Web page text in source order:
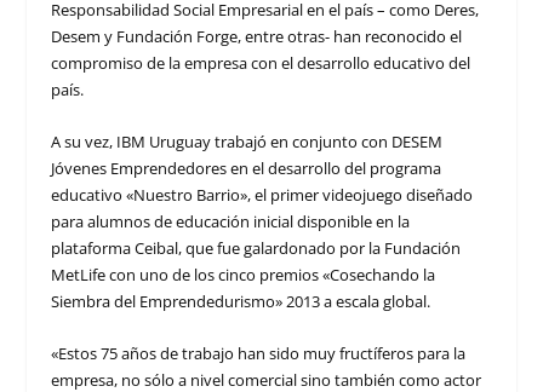
Responsabilidad Social Empresarial en el país – como Deres,
Desem y Fundación Forge, entre otras- han reconocido el
compromiso de la empresa con el desarrollo educativo del
país.
A su vez, IBM Uruguay trabajó en conjunto con DESEM
Jóvenes Emprendedores en el desarrollo del programa
educativo «Nuestro Barrio», el primer videojuego diseñado
para alumnos de educación inicial disponible en la
plataforma Ceibal, que fue galardonado por la Fundación
MetLife con uno de los cinco premios «Cosechando la
Siembra del Emprendedurismo» 2013 a escala global.
«Estos 75 años de trabajo han sido muy fructíferos para la
empresa, no sólo a nivel comercial sino también como actor